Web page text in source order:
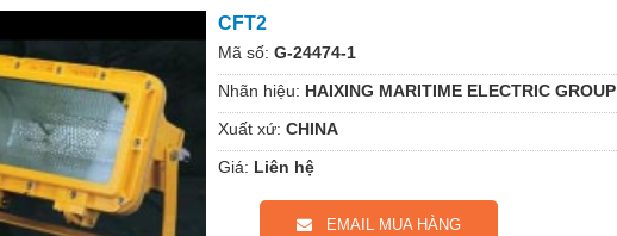
CFT2
Mã số: G-24474-1
Nhãn hiệu: HAIXING MARITIME ELECTRIC GROUP
Xuất xứ: CHINA
Giá: Liên hệ
EMAIL MUA HÀNG